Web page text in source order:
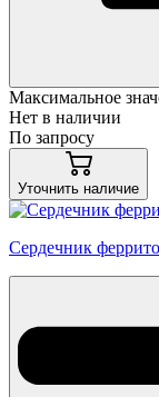
Максимальное
Нет в наличии
По запросу
Уточнить наличие
Сердечник